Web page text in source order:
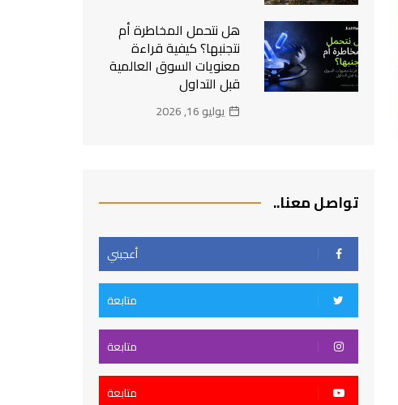
هل نتحمل المخاطرة أم
نتجنبها؟ كيفية قراءة
معنويات السوق العالمية
قبل التداول
يوليو 16, 2026
تواصل معنا..
أعجبني
متابعة
متابعة
متابعة